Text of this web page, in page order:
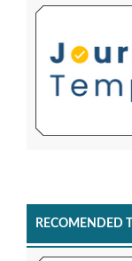
RECOMENDED